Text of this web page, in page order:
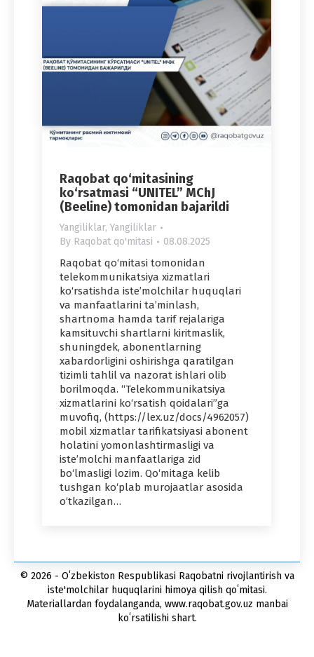
Raqobat qo‘mitasining
ko‘rsatmasi “UNITEL” MChJ
(Beeline) tomonidan bajarildi
Yangiliklar, Yangiliklar
By Raqobat qo'mitasi 08.08.2025
Raqobat qo‘mitasi tomonidan
telekommunikatsiya xizmatlari
ko‘rsatishda iste’molchilar huquqlari
va manfaatlarini ta’minlash,
shartnoma hamda tarif rejalariga
kamsituvchi shartlarni kiritmaslik,
shuningdek, abonentlarning
xabardorligini oshirishga qaratilgan
tizimli tahlil va nazorat ishlari olib
borilmoqda. “Telekommunikatsiya
xizmatlarini ko‘rsatish qoidalari”ga
muvofiq, (https://lex.uz/docs/4962057)
mobil xizmatlar tarifikatsiyasi abonent
holatini yomonlashtirmasligi va
iste’molchi manfaatlariga zid
bo‘lmasligi lozim. Qo‘mitaga kelib
tushgan ko‘plab murojaatlar asosida
o‘tkazilgan…
© 2026 - Oʻzbekiston Respublikasi Raqobatni rivojlantirish va
iste'molchilar huquqlarini himoya qilish qoʻmitasi.
Materiallardan foydalanganda, www.raqobat.gov.uz manbai
koʻrsatilishi shart.